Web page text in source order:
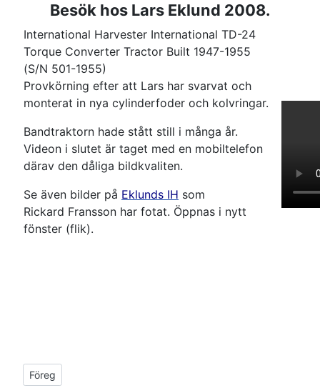
Besök hos Lars Eklund 2008.
International Harvester International TD-24
Torque Converter Tractor Built 1947-1955
(S/N 501-1955)
Provkörning efter att Lars har svarvat och
monterat in nya cylinderfoder och kolvringar.
Bandtraktorn hade stått still i många år.
Videon i slutet är taget med en mobiltelefon
därav den dåliga bildkvaliten.
Se även bilder på Eklunds IH som
Rickard Fransson har fotat. Öppnas i nytt
fönster (flik).
Föregående artikel: Eklunds Caterpillar
Föreg